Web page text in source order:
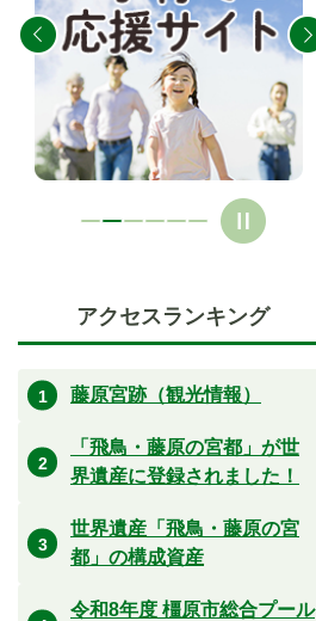
の
ス
ド
アクセスランキング
藤原宮跡（観光情報）
「飛鳥・藤原の宮都」が世
界遺産に登録されました！
世界遺産「飛鳥・藤原の宮
都」の構成資産
令和8年度 橿原市総合プール